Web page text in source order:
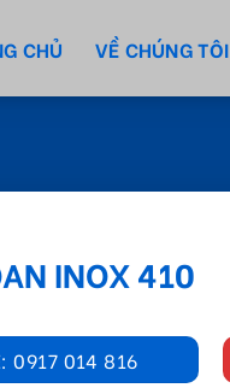
CHỦ VỀ CHÚNG TÔI
INOX 410
0917 014 816